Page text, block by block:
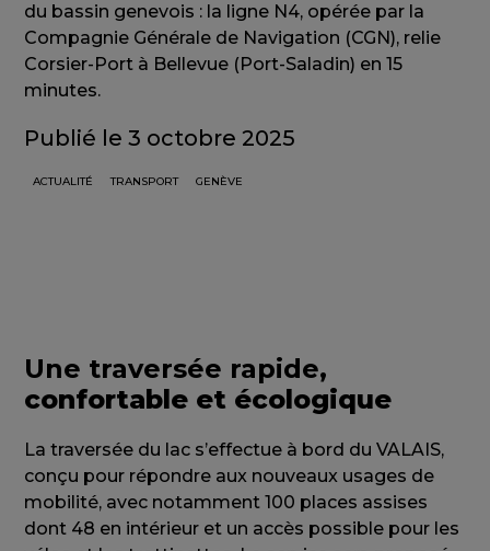
du bassin genevois : la ligne N4, opérée par la
Compagnie Générale de Navigation (CGN), relie
Corsier-Port à Bellevue (Port-Saladin) en 15
minutes.
Publié le 3 octobre 2025
ACTUALITÉ TRANSPORT GENÈVE
Une traversée rapide,
confortable et écologique
La traversée du lac s’effectue à bord du VALAIS,
conçu pour répondre aux nouveaux usages de
mobilité, avec notamment 100 places assises
dont 48 en intérieur et un accès possible pour les